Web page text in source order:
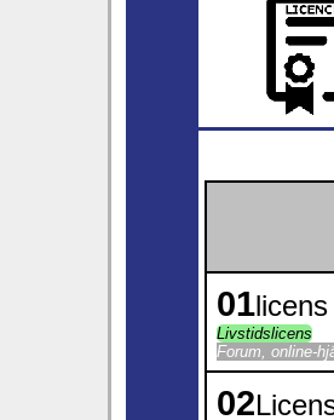
01licens
Livstidslicens
Forum, online-
02